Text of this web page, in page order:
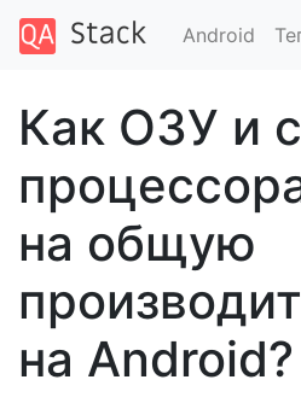
Android
Как ОЗУ и
на общую
на Android?